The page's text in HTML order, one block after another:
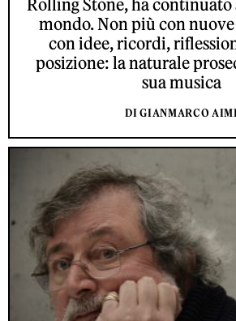
Rolling Stone, ha continuato
mondo. Non più con
con idee, ricordi,
posizione: la naturale
sua musica
DI GIANMARCO